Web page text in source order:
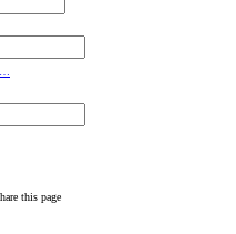
this page